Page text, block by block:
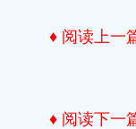
♦ 阅读上一
♦ 阅读下一